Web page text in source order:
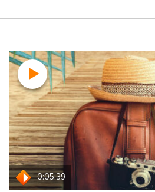
0:05:39